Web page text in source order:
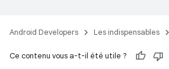
Android Developers Les indispensables
Ce contenu vous a-t-il été utile ?